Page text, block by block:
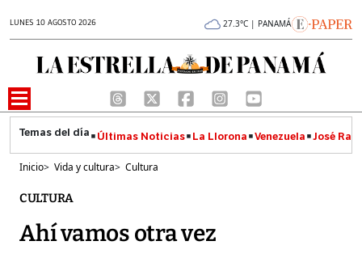
LUNES 10 AGOSTO 2026 27.3°C | PANAMÁ
Últimas Noticias La Llorona Venezuela José
Inicio> Vida y cultura> Cultura
CULTURA
Ahí vamos otra vez